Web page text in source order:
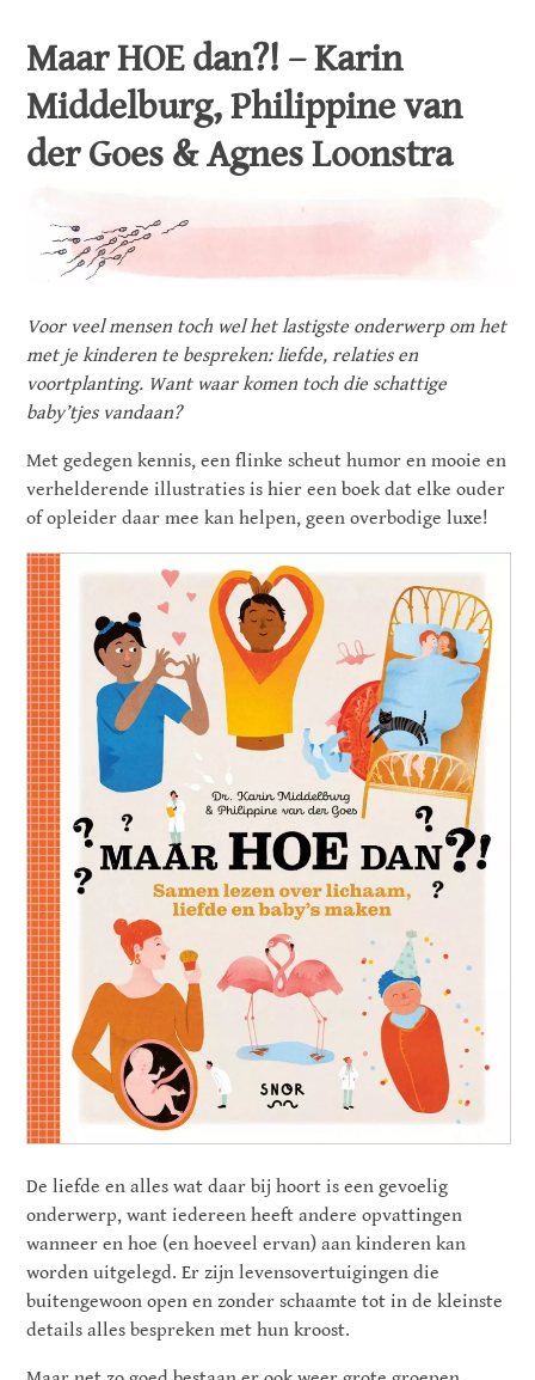
Maar HOE dan?! – Karin
Middelburg, Philippine van
der Goes & Agnes Loonstra
Voor veel mensen toch wel het lastigste onderwerp om het
met je kinderen te bespreken: liefde, relaties en
voortplanting. Want waar komen toch die schattige
baby’tjes vandaan?
Met gedegen kennis, een flinke scheut humor en mooie en
verhelderende illustraties is hier een boek dat elke ouder
of opleider daar mee kan helpen, geen overbodige luxe!
De liefde en alles wat daar bij hoort is een gevoelig
onderwerp, want iedereen heeft andere opvattingen
wanneer en hoe (en hoeveel ervan) aan kinderen kan
worden uitgelegd. Er zijn levensovertuigingen die
buitengewoon open en zonder schaamte tot in de kleinste
details alles bespreken met hun kroost.